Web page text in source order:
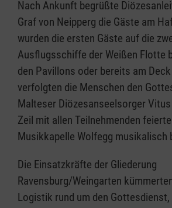
Nach Ankunft begrüßte
Graf von Neipperg die Gäste am
wurden die ersten Gäste auf die
Ausflugsschiffe der Weißen Flotte
den Pavillons oder bereits am
verfolgten die Menschen den
Malteser Diözesanseelsorger Vitus
Zeil mit allen Teilnehmenden
Musikkapelle Wolfegg musikalisch
Die Einsatzkräfte der Gliederung
Ravensburg/Weingarten
Logistik rund um den